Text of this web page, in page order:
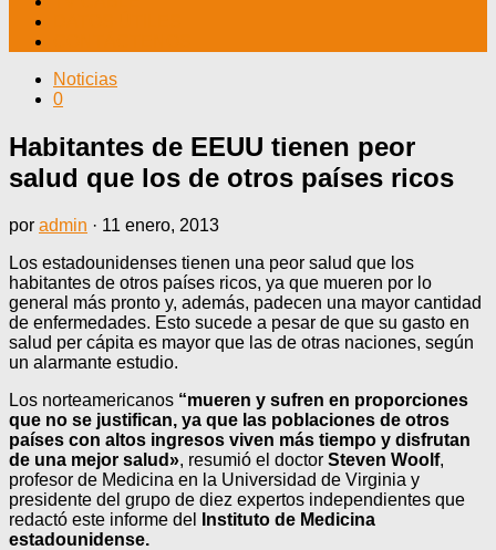
Noticias
0
Habitantes de EEUU tienen peor
salud que los de otros países ricos
por admin · 11 enero, 2013
Los estadounidenses tienen una peor salud que los
habitantes de otros países ricos, ya que mueren por lo
general más pronto y, además, padecen una mayor cantidad
de enfermedades. Esto sucede a pesar de que su gasto en
salud per cápita es mayor que las de otras naciones, según
un alarmante estudio.
Los norteamericanos “mueren y sufren en proporciones
que no se justifican, ya que las poblaciones de otros
países con altos ingresos viven más tiempo y disfrutan
de una mejor salud», resumió el doctor Steven Woolf,
profesor de Medicina en la Universidad de Virginia y
presidente del grupo de diez expertos independientes que
redactó este informe del
Instituto de Medicina
estadounidense.